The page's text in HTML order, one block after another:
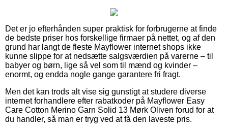
Det er jo efterhånden super praktisk for forbrugerne at finde
de bedste priser hos forskellige firmaer på nettet, og af den
grund har langt de fleste Mayflower internet shops ikke
kunne slippe for at nedsætte salgsværdien på varerne – til
babyer og børn, lige så vel som til mænd og kvinder –
enormt, og endda nogle gange garantere fri fragt.
Men det kan trods alt vise sig gunstigt at studere diverse
internet forhandlere efter rabatkoder på Mayflower Easy
Care Cotton Merino Garn Solid 13 Mørk Oliven forud for at
du handler, så man er tryg ved at få den laveste pris.